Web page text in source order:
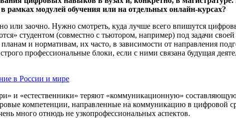
модулей обучения или на отдельных онлайн-курсах?
или заочно. Нужно смотреть, куда лучше всего впишутся
студентом (совместно с тьютором, например) под задачи своей
и нормативам, их часто, в зависимости от направления
профессиональные блоки, если с ними связана будущая
в России и мире
и «естественники» теряют «коммуникационную»
компетенции, направленные на коммуникацию в цифровой
много отнюдь не узкопрофессиональных аспектов.